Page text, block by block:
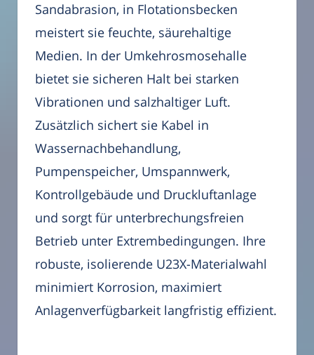
Sandabrasion, in Flotationsbecken
meistert sie feuchte, säurehaltige
Medien. In der Umkehrosmosehalle
bietet sie sicheren Halt bei starken
Vibrationen und salzhaltiger Luft.
Zusätzlich sichert sie Kabel in
Wassernachbehandlung,
Pumpenspeicher, Umspannwerk,
Kontrollgebäude und Druckluftanlage
und sorgt für unterbrechungsfreien
Betrieb unter Extrembedingungen. Ihre
robuste, isolierende U23X-Materialwahl
minimiert Korrosion, maximiert
Anlagenverfügbarkeit langfristig effizient.